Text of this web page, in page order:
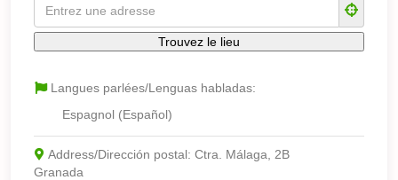
Langues parlées/Lenguas habladas:
Espagnol (Español)
Address/Dirección postal: Ctra. Málaga, 2B
Granada